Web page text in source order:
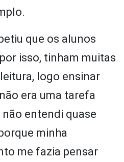
que os alunos
isso, tinham muitas
logo ensinar
era uma tarefa
entendi quase
minha
me fazia pensar